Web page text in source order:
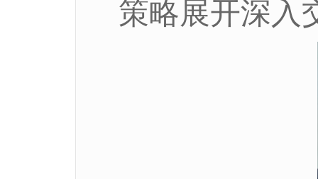
策略展开深入